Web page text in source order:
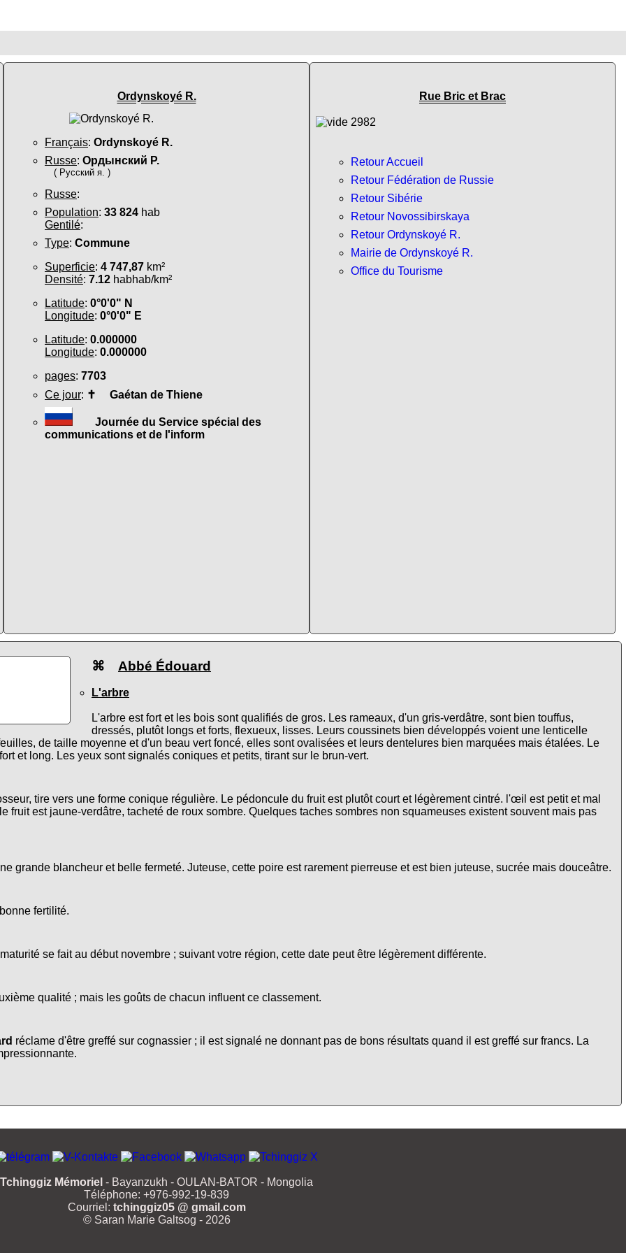
Ordynskoyé R.
Français: Ordynskoyé R.
Russe: Ордынский Р.
( Русский я. )
Russe:
Population: 33 824 hab
Gentilé:
Type: Commune
Superficie: 4 747,87 km²
Densité: 7.12 habhab/km²
Latitude: 0°0'0" N
Longitude: 0°0'0" E
Latitude: 0.000000
Longitude: 0.000000
pages: 7703
Ce jour: ✝ Gaétan de Thiene
Journée du Service spécial des
communications et de l'inform
Rue Bric et Brac
Retour Accueil
Retour Fédération de Russie
Retour Sibérie
Retour Novossibirskaya
Retour Ordynskoyé R.
Mairie de Ordynskoyé R.
Office du Tourisme
⌘ Abbé Édouard
L'arbre
L'arbre est fort et les bois sont qualifiés de gros. Les rameaux, d'un gris-verdâtre, sont bien touffus,
dressés, plutôt longs et forts, flexueux, lisses. Leurs coussinets bien développés voient une lenticelle
de taille moyenne et d'un beau vert foncé, elles sont ovalisées et leurs dentelures bien marquées mais étalées. Le
et long. Les yeux sont signalés coniques et petits, tirant sur le brun-vert.
tire vers une forme conique régulière. Le pédoncule du fruit est plutôt court et légèrement cintré. l'œil est petit et mal
fruit est jaune-verdâtre, tacheté de roux sombre. Quelques taches sombres non squameuses existent souvent mais pas
grande blancheur et belle fermeté. Juteuse, cette poire est rarement pierreuse et est bien juteuse, sucrée mais douceâtre.
fertilité.
se fait au début novembre ; suivant votre région, cette date peut être légèrement différente.
qualité ; mais les goûts de chacun influent ce classement.
réclame d'être greffé sur cognassier ; il est signalé ne donnant pas de bons résultats quand il est greffé sur francs. La
Tchinggiz Mémoriel - Bayanzukh - OULAN-BATOR - Mongolia
Téléphone: +976-992-19-839
Courriel: tchinggiz05 @ gmail.com
© Saran Marie Galtsog - 2026